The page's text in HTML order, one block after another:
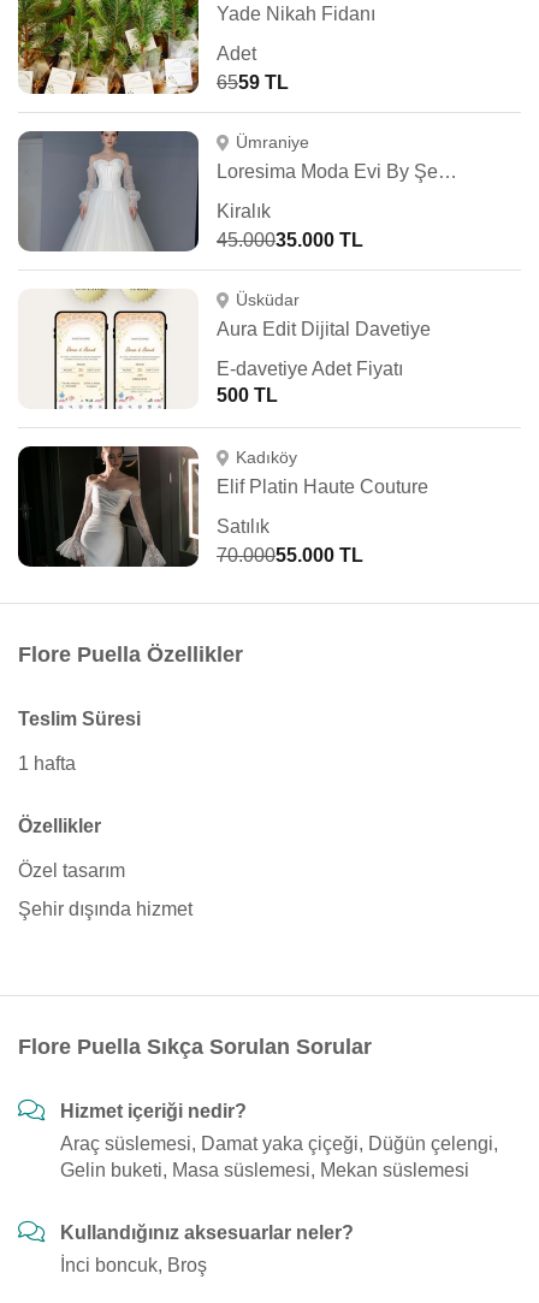
Yade Nikah Fidanı
Adet
6559 TL
Ümraniye
Loresima Moda Evi By Şennur Kosif
Kiralık
45.00035.000 TL
Üsküdar
Aura Edit Dijital Davetiye
E-davetiye Adet Fiyatı
500 TL
Kadıköy
Elif Platin Haute Couture
Satılık
70.00055.000 TL
Flore Puella Özellikler
Teslim Süresi
1 hafta
Özellikler
Özel tasarım
Şehir dışında hizmet
Flore Puella Sıkça Sorulan Sorular
Hizmet içeriği nedir?
Araç süslemesi, Damat yaka çiçeği, Düğün çelengi,
Gelin buketi, Masa süslemesi, Mekan süslemesi
Kullandığınız aksesuarlar neler?
İnci boncuk, Broş